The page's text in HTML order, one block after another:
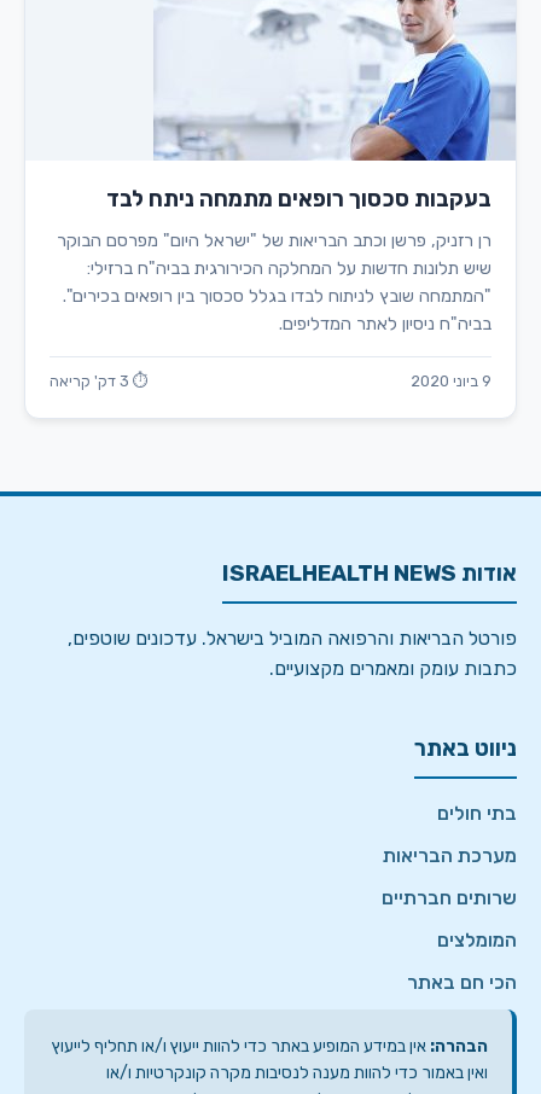
בעקבות סכסוך רופאים מתמחה ניתח לבד
רן רזניק, פרשן וכתב הבריאות של "ישראל היום" מפרסם הבוקר
שיש תלונות חדשות על המחלקה הכירורגית בביה"ח ברזילי:
"המתמחה שובץ לניתוח לבדו בגלל סכסוך בין רופאים בכירים".
בביה"ח ניסיון לאתר המדליפים.
9 ביוני 2020 ⏱ 3 דק' קריאה
אודות ISRAELHEALTH NEWS
פורטל הבריאות והרפואה המוביל בישראל. עדכונים שוטפים,
כתבות עומק ומאמרים מקצועיים.
ניווט באתר
בתי חולים
מערכת הבריאות
שרותים חברתיים
המומלצים
הכי חם באתר
הבהרה: אין במידע המופיע באתר כדי להוות ייעוץ ו/או תחליף לייעוץ
ואין באמור כדי להוות מענה לנסיבות מקרה קונקרטיות ו/או